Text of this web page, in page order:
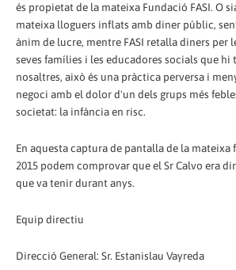
és propietat de la mateixa Fundació FASI. O
mateixa lloguers inflats amb diner públic,
ànim de lucre, mentre FASI retalla diners per
seves famílies i les educadores socials que hi
nosaltres, això és una pràctica perversa i
negoci amb el dolor d'un dels grups més
societat: la infància en risc.
En aquesta captura de pantalla de la mateixa
2015 podem comprovar que el Sr Calvo era
que va tenir durant anys.
Equip directiu
Direcció General: Sr. Estanislau Vayreda